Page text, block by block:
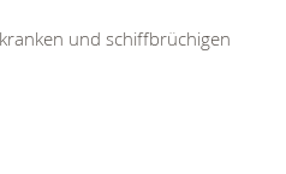
und schiffbrüchigen